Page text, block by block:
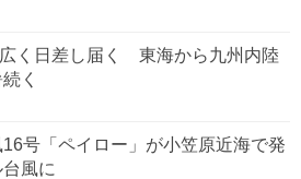
く日差し届く 東海から九州内陸
く
16号「ペイロー」が小笠原近海で発
風に